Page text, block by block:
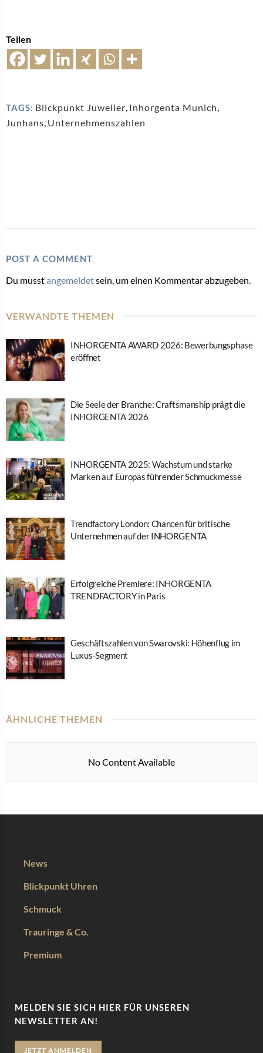
Teilen
TAGS: Blickpunkt Juwelier, Inhorgenta Munich,
Junhans, Unternehmenszahlen
POST A COMMENT
Du musstangemeldetsein, um einen Kommentar abzugeben.
VERWANDTE THEMEN
INHORGENTA AWARD 2026: Bewerbungsphase
eröffnet
Die Seele der Branche: Craftsmanship prägt die
INHORGENTA 2026
INHORGENTA 2025: Wachstum und starke
Marken auf Europas führender Schmuckmesse
Trendfactory London: Chancen für britische
Unternehmen auf der INHORGENTA
Erfolgreiche Premiere: INHORGENTA
TRENDFACTORY in Paris
Geschäftszahlen von Swarovski: Höhenflug im
Luxus-Segment
ÄHNLICHE THEMEN
No Content Available
News
Blickpunkt Uhren
Schmuck
Trauringe & Co.
Premium
MELDEN SIE SICH HIER FÜR UNSEREN
NEWSLETTER AN!
JETZT ANMELDEN